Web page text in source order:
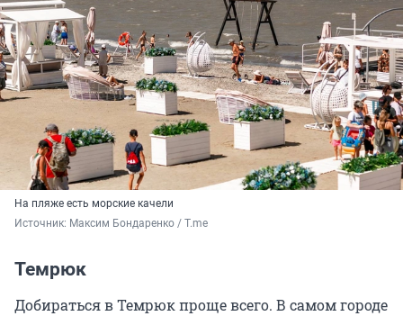
На пляже есть морские качели
Источник: Максим Бондаренко / T.me
Темрюк
Добираться в Темрюк проще всего. В самом городе